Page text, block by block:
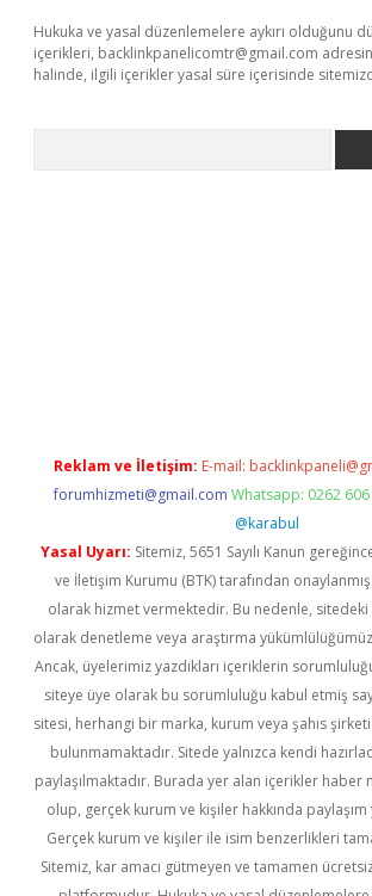
Hukuka ve yasal düzenlemelere aykırı olduğunu
içerikleri, backlinkpanelicomtr@gmail.com
halinde, ilgili içerikler yasal süre içerisinde
Reklam ve İletişim: E-mail:
forumhizmeti@gmail.com Whatsapp: 0262
@karabul
Yasal Uyarı: Sitemiz, 5651 Sayılı Kanun
ve İletişim Kurumu (BTK) tarafından onaylanmış
olarak hizmet vermektedir. Bu nedenle,
olarak denetleme veya araştırma
Ancak, üyelerimiz yazdıkları içeriklerin
siteye üye olarak bu sorumluluğu kabul etmiş
sitesi, herhangi bir marka, kurum veya şahıs
bulunmamaktadır. Sitede yalnızca kendi
paylaşılmaktadır. Burada yer alan içerikler haber
olup, gerçek kurum ve kişiler hakkında paylaşım
Gerçek kurum ve kişiler ile isim benzerlikleri
Sitemiz, kar amacı gütmeyen ve tamamen